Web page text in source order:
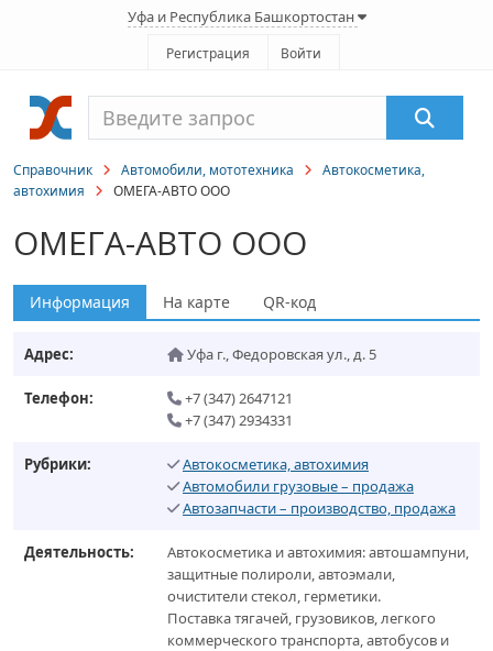
Уфа и Республика Башкортостан
Регистрация Войти
Справочник Автомобили, мототехника
Автокосметика,
автохимия
ОМЕГА-АВТО ООО
ОМЕГА-АВТО ООО
Информация На карте QR-код
Адрес: Уфа г.,Федоровская ул., д. 5
Телефон:
+7 (347) 2647121
+7 (347) 2934331
Рубрики:
Автокосметика, автохимия
Автомобили грузовые – продажа
Автозапчасти – производство, продажа
Деятельность:
Автокосметика и автохимия: автошампуни,
защитные полироли, автоэмали,
очистители стекол, герметики.
Поставка тягачей, грузовиков, легкого
коммерческого транспорта, автобусов и